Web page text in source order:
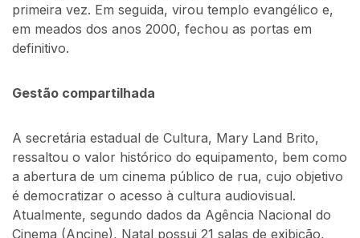
primeira vez. Em seguida, virou templo evangélico e,
em meados dos anos 2000, fechou as portas em
definitivo.
Gestão compartilhada
A secretária estadual de Cultura, Mary Land Brito,
ressaltou o valor histórico do equipamento, bem como
a abertura de um cinema público de rua, cujo objetivo
é democratizar o acesso à cultura audiovisual.
Atualmente, segundo dados da Agência Nacional do
Cinema (Ancine), Natal possui 21 salas de exibição,